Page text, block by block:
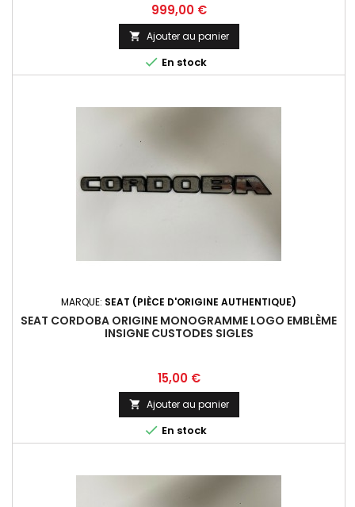
Prix
999,00 €
 Ajouter au panier
 En stock
MARQUE: SEAT (PIÈCE D'ORIGINE AUTHENTIQUE)
SEAT CORDOBA ORIGINE MONOGRAMME LOGO EMBLÈME
INSIGNE CUSTODES SIGLES
Prix
15,00 €
 Ajouter au panier
 En stock